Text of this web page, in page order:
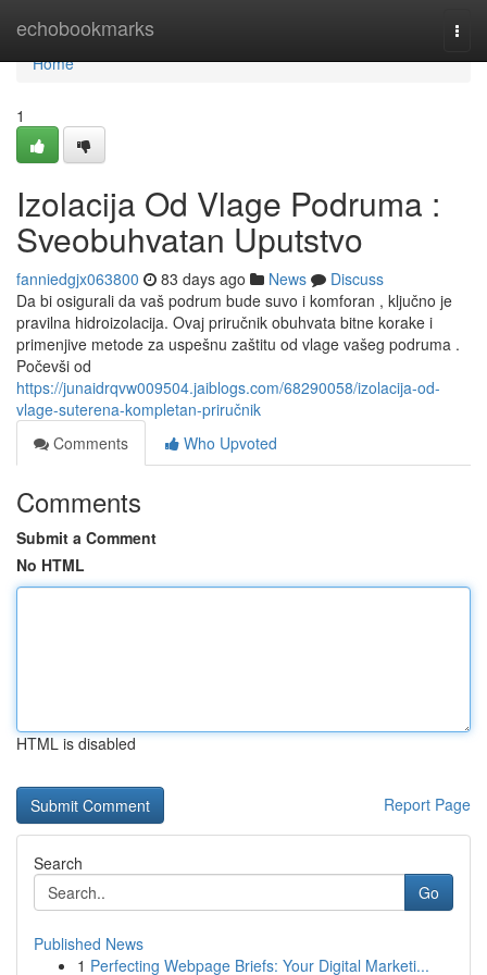
echobookmarks
Home
Home
1
Izolacija Od Vlage Podruma :
Sveobuhvatan Uputstvo
fanniedgjx063800 83 days ago News
Discuss
Da bi osigurali da vaš podrum bude suvo i komforan , ključno je
pravilna hidroizolacija. Ovaj priručnik obuhvata bitne korake i
primenjive metode za uspešnu zaštitu od vlage vašeg podruma .
Počevši od
https://junaidrqvw009504.jaiblogs.com/68290058/izolacija-od-
vlage-suterena-kompletan-priručnik
Comments
Who Upvoted
Comments
Submit a Comment
No HTML
HTML is disabled
Report Page
Search
Go
Published News
1 Perfecting Webpage Briefs: Your Digital Marketi...